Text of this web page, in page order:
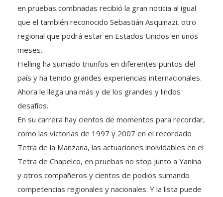
en pruebas combnadas recibió la gran noticia al igual
que el también reconocido Sebastián Asquinazi, otro
regional que podrá estar en Estados Unidos en unos
meses.
Helling ha sumado triunfos en diferentes puntos del
país y ha tenido grandes experiencias internacionales.
Ahora le llega una más y de los grandes y lindos
desafíos.
En su carrera hay cientos de momentos para recordar,
como las victorias de 1997 y 2007 en el recordado
Tetra de la Manzana, las actuaciones inolvidables en el
Tetra de Chapelco, en pruebas no stop junto a Yanina
y otros compañeros y cientos de podios sumando
competencias regionales y nacionales. Y la lista puede